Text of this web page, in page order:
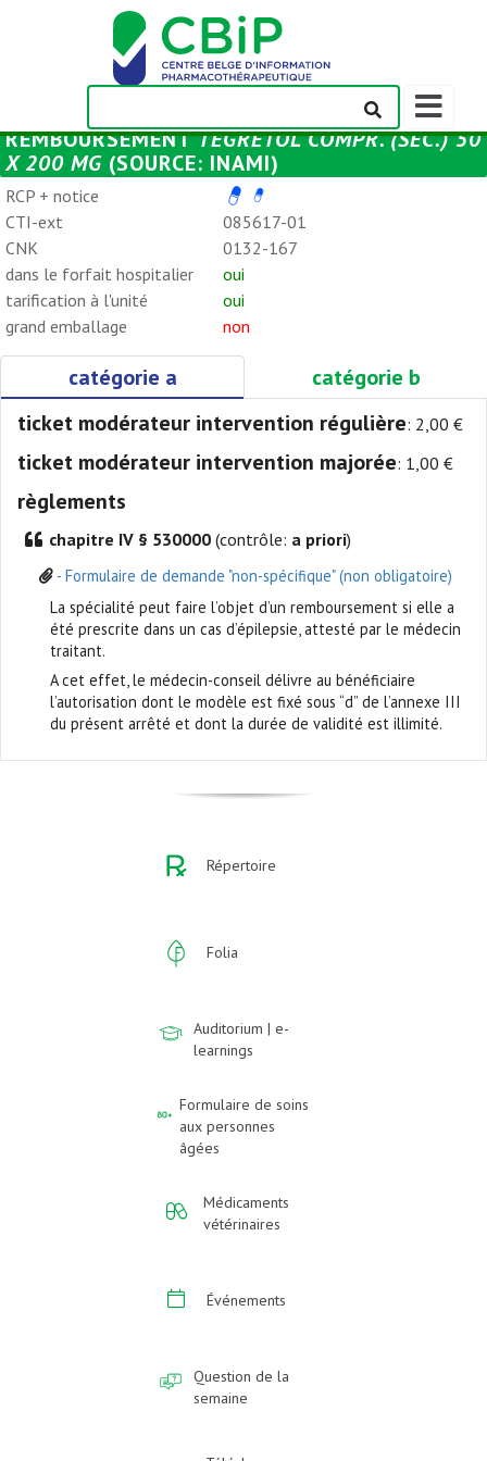
Afficher/
la
barre
REMBOURSEMENTTEGRETOL COMPR. (SÉC.) 50
X 200 MG (SOURCE: INAMI)
RCP + notice
CTI-ext
085617-01
CNK
0132-167
dans le forfait hospitalier
oui
tarification à l'unité
oui
grand emballage
non
catégorie a
catégorie b
ticket modérateur intervention régulière: 2,00 €
ticket modérateur intervention majorée: 1,00 €
règlements
chapitre IV § 530000 (contrôle: a priori)
- Formulaire de demande "non-spécifique" (non obligatoire)
La spécialité peut faire l’objet d’un remboursement si elle a
été prescrite dans un cas d’épilepsie, attesté par le médecin
traitant.
A cet effet, le médecin-conseil délivre au bénéficiaire
l’autorisation dont le modèle est fixé sous “d” de l’annexe III
du présent arrêté et dont la durée de validité est illimité.
Répertoire
Folia
Auditorium | e-
learnings
Formulaire de soins
aux personnes
âgées
Médicaments
vétérinaires
Événements
Question de la
semaine